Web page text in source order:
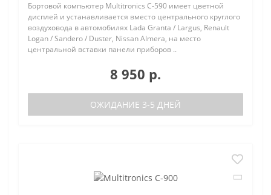
Бортовой компьютер Multitronics C-590 имеет цветной
дисплей и устанавливается вместо центрального круглого
воздуховода в автомобилях Lada Granta / Largus, Renault
Logan / Sandero / Duster, Nissan Almera, на место
центральной вставки панели приборов ..
8 950 р.
ОЖИДАНИЕ 3-5 ДНЕЙ